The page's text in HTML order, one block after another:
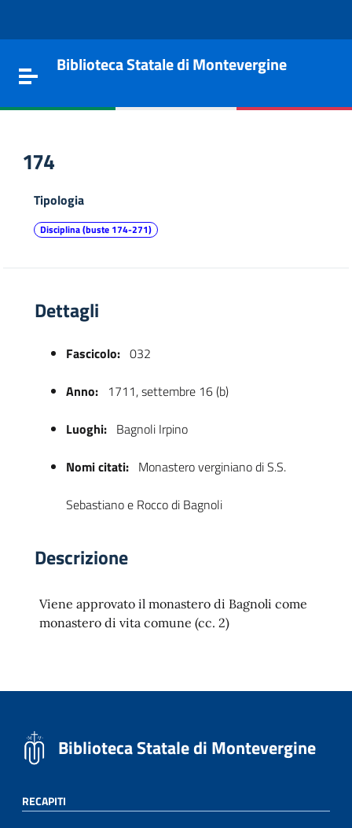
Toggle navigation
Biblioteca Statale di Montevergine
174
Tipologia
Disciplina (buste 174-271)
Dettagli
Fascicolo: 032
Anno: 1711, settembre 16 (b)
Luoghi: Bagnoli Irpino
Nomi citati: Monastero verginiano di S.S.
Sebastiano e Rocco di Bagnoli
Descrizione
Viene approvato il monastero di Bagnoli come
monastero di vita comune (cc. 2)
Biblioteca Statale di Montevergine
RECAPITI